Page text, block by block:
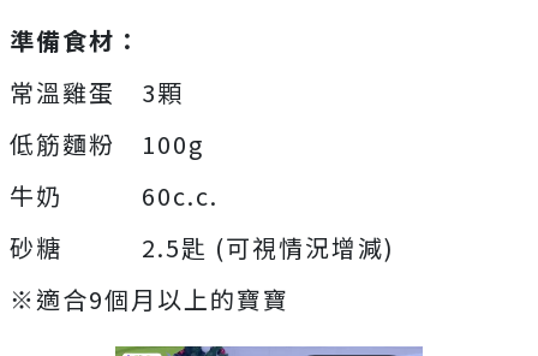
準備食材：
常溫雞蛋 3顆
低筋麵粉 100g
牛奶 60c.c.
砂糖 2.5匙 (可視情況增減)
※適合9個月以上的寶寶